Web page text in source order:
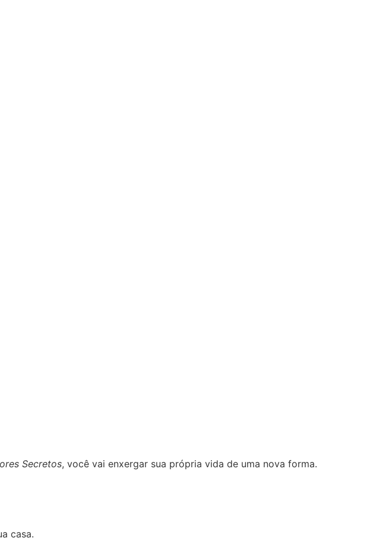
Secretos, você vai enxergar sua própria vida de uma nova forma.
casa.